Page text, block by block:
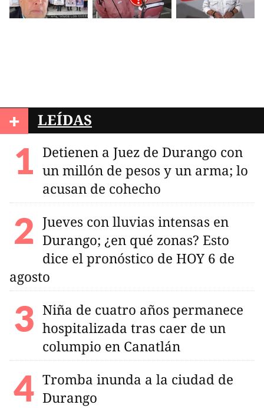
+ LEÍDAS
Detienen a Juez de Durango con
un millón de pesos y un arma; lo
acusan de cohecho
Jueves con lluvias intensas en
Durango; ¿en qué zonas? Esto
dice el pronóstico de HOY 6 de
agosto
Niña de cuatro años permanece
hospitalizada tras caer de un
columpio en Canatlán
Tromba inunda a la ciudad de
Durango